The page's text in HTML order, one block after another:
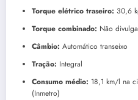
Torque elétrico traseiro: 30,6
Torque combinado: Não
Câmbio: Automático transeixo
Tração: Integral
Consumo médio: 18,1 km/l na
(Inmetro)